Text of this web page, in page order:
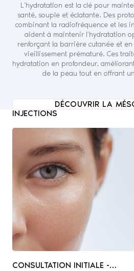
L’hydratation est la clé pour
santé, souple et éclatante. Des
combinant la radiofréquence et les
aident à maintenir l’hydratation
renforçant la barrière cutanée et
vieillissement prématuré. Ces
hydratation en profondeur,
de la peau tout en offrant
DÉCOUVRIR LA
INJECTIONS
CONSULTATION INITIALE -